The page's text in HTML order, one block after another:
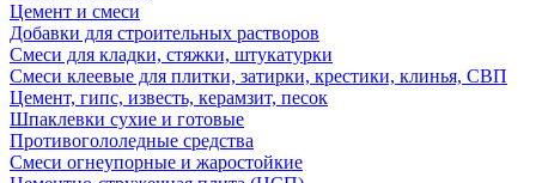
Цемент и смеси
Добавки для строительных растворов
Смеси для кладки, стяжки, штукатурки
Смеси клеевые для плитки, затирки, крестики, клинья, СВП
Цемент, гипс, известь, керамзит, песок
Шпаклевки сухие и готовые
Противогололедные средства
Смеси огнеупорные и жаростойкие